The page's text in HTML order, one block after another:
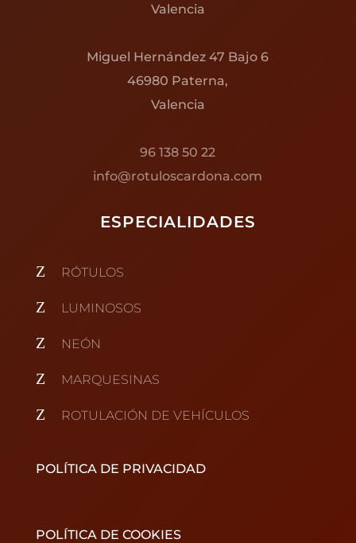
Valencia
Miguel Hernández 47 Bajo 6
46980 Paterna,
Valencia
96 138 50 22
info@rotuloscardona.com
ESPECIALIDADES
Z RÓTULOS
Z LUMINOSOS
Z NEÓN
Z MARQUESINAS
Z ROTULACIÓN DE VEHÍCULOS
POLÍTICA DE PRIVACIDAD
POLÍTICA DE COOKIES